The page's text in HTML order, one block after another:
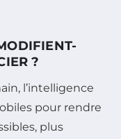
?
l’intelligence
pour rendre
plus